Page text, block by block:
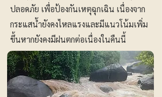
ปลอดภัย เพื่อป้องกันเหตุฉุกเฉิน เนื่องจาก
กระแสน้ำยังคงไหลแรงและมีแนวโน้มเพิ่ม
ขึ้นหากยังคงมีฝนตกต่อเนื่องในคืนนี้